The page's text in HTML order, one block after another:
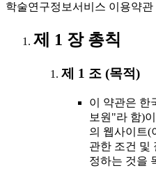
학술연구정보서비스 이용약관
제 1 장 총칙
제 1 조 (목적)
이 약관은 한
보원"라 함)
의 웹사이트(
관한 조건 및
정하는 것을